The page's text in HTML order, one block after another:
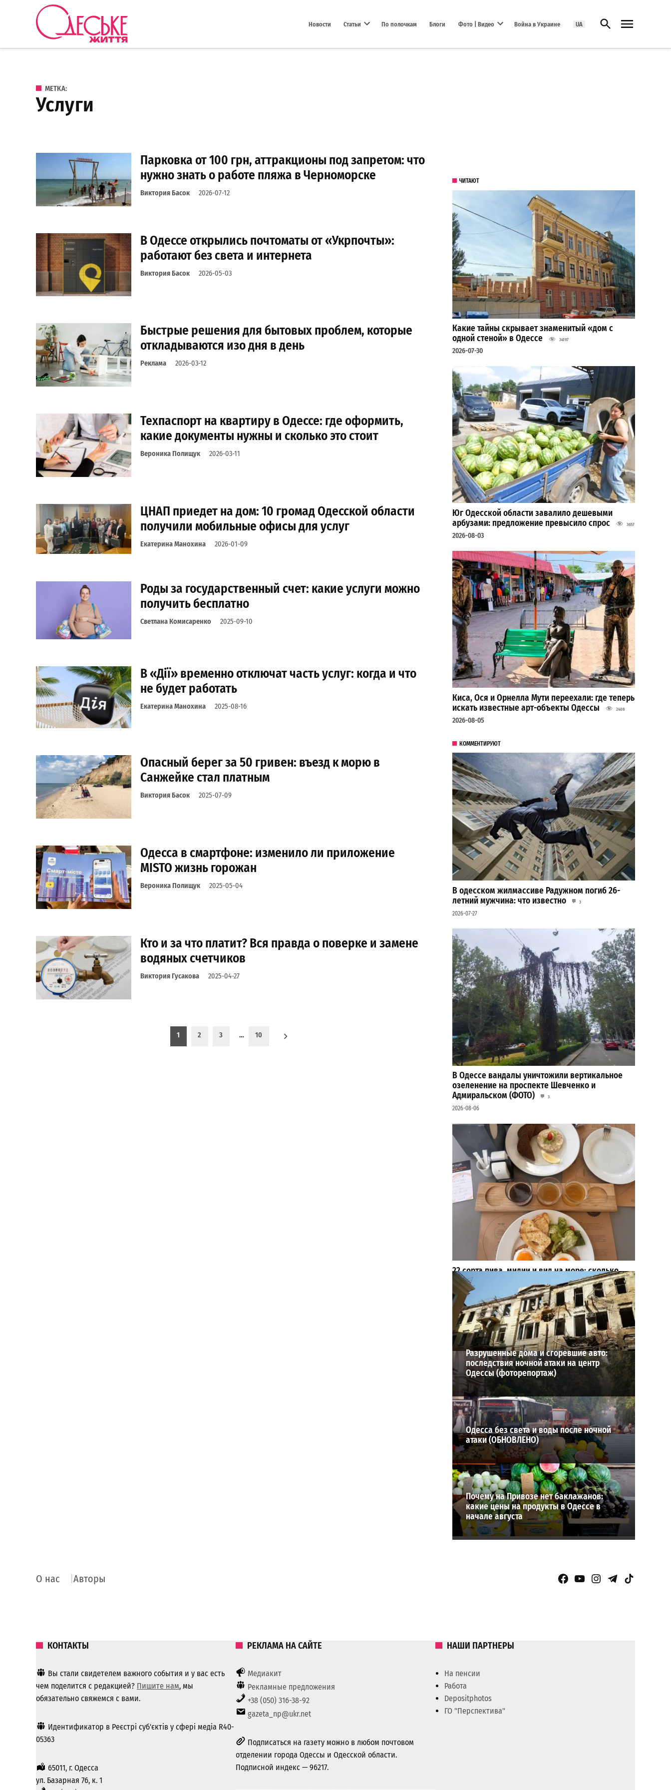
Перейти к содержанию
Новости Статьи По полочкам Блоги Фото | Видео Война в Украине UA Открыть поиск
МЕТКА:
услуги
Парковка от 100 грн, аттракционы под запретом: что
нужно знать о работе пляжа в Черноморске
Виктория Басок 2026-07-12
В Одессе открылись почтоматы от «Укрпочты»:
работают без света и интернета
Виктория Басок 2026-05-03
Быстрые решения для бытовых проблем, которые
откладываются изо дня в день
Реклама 2026-03-12
Техпаспорт на квартиру в Одессе: где оформить,
какие документы нужны и сколько это стоит
Вероника Полищук 2026-03-11
ЦНАП приедет на дом: 10 громад Одесской области
получили мобильные офисы для услуг
Екатерина Манохина 2026-01-09
Роды за государственный счет: какие услуги можно
получить бесплатно
Светлана Комисаренко 2025-09-10
В «Дії» временно отключат часть услуг: когда и что
не будет работать
Екатерина Манохина 2025-08-16
Опасный берег за 50 гривен: въезд к морю в
Санжейке стал платным
Виктория Басок 2025-07-09
Одесса в смартфоне: изменило ли приложение
MISTO жизнь горожан
Вероника Полищук 2025-05-04
Кто и за что платит? Вся правда о поверке и замене
водяных счетчиков
Виктория Гусакова 2025-04-27
1 2 3 … 10
ЧИТАЮТ
Какие тайны скрывает знаменитый «дом с
одной стеной» в Одессе
34197
2026-07-30
Юг Одесской области завалило дешевыми
арбузами: предложение превысило спрос
3657
2026-08-03
Киса, Ося и Орнелла Мути переехали: где теперь
искать известные арт-объекты Одессы
2408
2026-08-05
КОММЕНТИРУЮТ
В одесском жилмассиве Радужном погиб 26-
летний мужчина: что известно
3
2026-07-27
В Одессе вандалы уничтожили вертикальное
озеленение на проспекте Шевченко и
Адмиральском (ФОТО)
3
2026-08-06
22 сорта пива, мидии и вид на море: сколько
стоит отдых в пабе на «Ланжероне»
2
2026-08-01
ВИБОР РЕДАКЦИИ
Разрушенные дома и сгоревшие авто:
последствия ночной атаки на центр
Одессы (фоторепортаж)
Одесса без света и воды после ночной
атаки (ОБНОВЛЕНО)
Почему на Привозе нет баклажанов:
какие цены на продукты в Одессе в
начале августа
О нас Авторы Facebook Page
YouTubeInstagram
Telegram
TikTok
КОНТАКТЫ
Вы стали свидетелем важного события и у вас есть
чем поделится с редакцией? Пишите нам, мы
обязательно свяжемся с вами.
Идентификатор в Реєстрі суб'єктів у сфері медіа R40-
05363
65011, г. Одесса
ул. Базарная 76, к. 1
РЕКЛАМА НА САЙТЕ
Медиакит
Рекламные предложения
+38 (050) 316-38-92
gazeta_np@ukr.net
Подписаться на газету можно в любом почтовом
отделении города Одессы и Одесской области.
Подписной индекс — 96217.
НАШИ ПАРТНЕРЫ
На пенсии
Работа
Depositphotos
ГО "Перспектива"